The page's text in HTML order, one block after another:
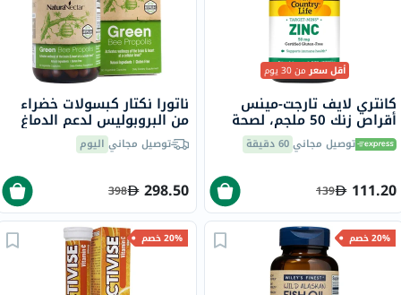
أقل سعرمن 30 يوم
كانتري لايف تارجت-مينس
أقراص زنك 50 ملجم، لصحة
المناعة، حزمة من 90
توصيل مجاني60 دقيقة
111.20
139
ناتورا نكتار كبسولات خضراء
من البروبوليس لدعم الدماغ
والقلب والمناعة 60 كبسولة
توصيل مجاني اليوم
298.50
398
20% خصم 20% خصم